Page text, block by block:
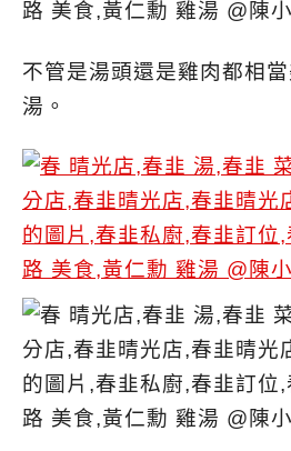
不管是湯頭還是雞肉都相
湯。